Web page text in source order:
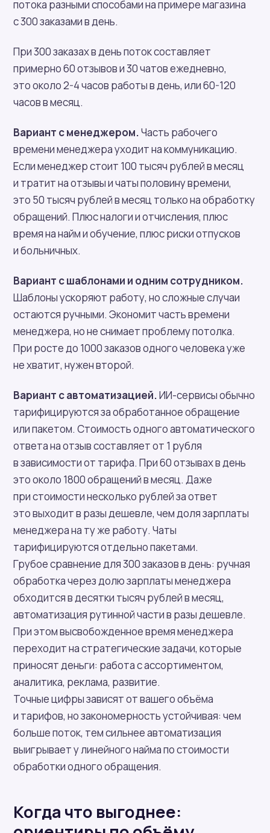
потока разными способами на примере магазина
с 300 заказами в день.
При 300 заказах в день поток составляет
примерно 60 отзывов и 30 чатов ежедневно,
это около 2-4 часов работы в день, или 60-120
часов в месяц.
Вариант с менеджером.Часть рабочего
времени менеджера уходит на коммуникацию.
Если менеджер стоит 100 тысяч рублей в месяц
и тратит на отзывы и чаты половину времени,
это 50 тысяч рублей в месяц только на обработку
обращений. Плюс налоги и отчисления, плюс
время на найм и обучение, плюс риски отпусков
и больничных.
Вариант с шаблонами и одним сотрудником.
Шаблоны ускоряют работу, но сложные случаи
остаются ручными. Экономит часть времени
менеджера, но не снимает проблему потолка.
При росте до 1000 заказов одного человека уже
не хватит, нужен второй.
Вариант с автоматизацией.ИИ-сервисы обычно
тарифицируются за обработанное обращение
или пакетом. Стоимость одного автоматического
ответа на отзыв составляет от 1 рубля
в зависимости от тарифа. При 60 отзывах в день
это около 1800 обращений в месяц. Даже
при стоимости несколько рублей за ответ
это выходит в разы дешевле, чем доля зарплаты
менеджера на ту же работу. Чаты
тарифицируются отдельно пакетами.
Грубое сравнение для 300 заказов в день: ручная
обработка через долю зарплаты менеджера
обходится в десятки тысяч рублей в месяц,
автоматизация рутинной части в разы дешевле.
При этом высвобожденное время менеджера
переходит на стратегические задачи, которые
приносят деньги: работа с ассортиментом,
аналитика, реклама, развитие.
Точные цифры зависят от вашего объёма
и тарифов, но закономерность устойчивая: чем
больше поток, тем сильнее автоматизация
выигрывает у линейного найма по стоимости
обработки одного обращения.
Когда что выгоднее: